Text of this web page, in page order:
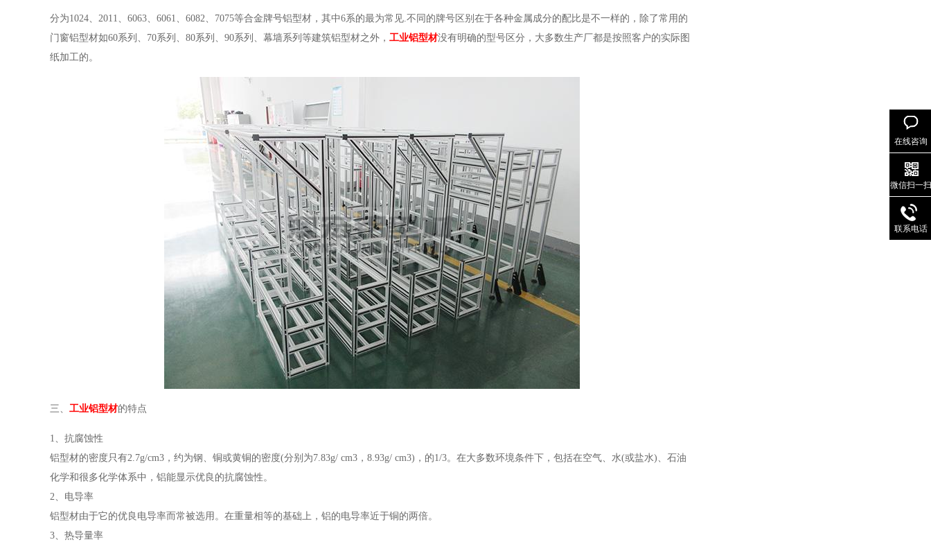
分为1024、2011、6063、6061、6082、7075等合金牌号铝型材，其中6系的最为常见.不同的牌号区别在于各种金属成分的配比是不一样的，除了常用的
门窗铝型材如60系列、70系列、80系列、90系列、幕墙系列等建筑铝型材之外， 工业铝型材没有明确的型号区分，大多数生产厂都是按照客户的实际图
纸加工的。
三、 工业铝型材的特点
1、抗腐蚀性
铝型材的密度只有2.7g/cm3，约为钢、铜或黄铜的密度(分别为7.83g/ cm3，8.93g/ cm3)，的1/3。在大多数环境条件下，包括在空气、水(或盐水)、石油
化学和很多化学体系中，铝能显示优良的抗腐蚀性。
2、电导率
铝型材由于它的优良电导率而常被选用。在重量相等的基础上，铝的电导率近于铜的两倍。
3、热导量率
在线咨询
微信扫一扫
联系电话